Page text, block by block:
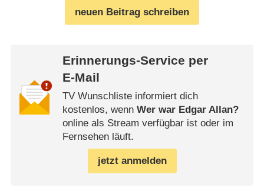
neuen Beitrag schreiben
Erinnerungs-Service per
E-Mail
TV Wunschliste informiert dich
kostenlos, wenn Wer war Edgar Allan?
online als Stream verfügbar ist oder im
Fernsehen läuft.
jetzt anmelden